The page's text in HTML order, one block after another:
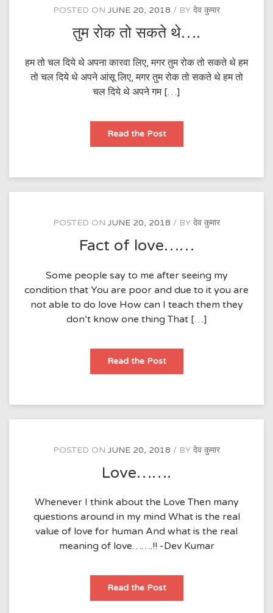
POSTED ON JUNE 20, 2018 BY देव कुमार
तुम रोक तो सकते थे….
हम तो चल दिये थे अपना कारवा लिए, मगर तुम रोक तो सकते थे हम
तो चल दिये थे अपने आंसू लिए, मगर तुम रोक तो सकते थे हम तो
चल दिये थे अपने गम […]
Read the Postतुम
तो
POSTED ON JUNE 20, 2018 BY देव कुमार
Fact of love……
Some people say to me after seeing my
condition that You are poor and due to it you are
not able to do love How can I teach them they
don’t know one thing That […]
Read the PostFact
love……
POSTED ON JUNE 20, 2018 BY देव कुमार
Love…….
Whenever I think about the Love Then many
questions around in my mind What is the real
value of love for human And what is the real
meaning of love…….!! -Dev Kumar
Read the PostLove…….